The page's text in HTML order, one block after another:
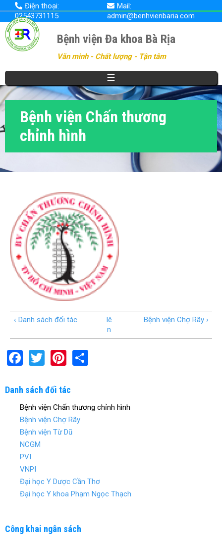
Nhảy
đến
nội
dung
Điện thoại:
02543731115
Mail:
admin@benhvienbaria.com
Bệnh viện Đa khoa Bà Rịa
Văn minh - Chất lượng - Tận tâm
☰
Bệnh viện Chấn thương
chỉnh hình
‹ Danh sách đối tác
lê
n
Bệnh viện Chợ Rãy ›
F
ce
b
o
o
k
T
tt
er
Pi
er
es
t
e
Danh sách đối tác
Bệnh viện Chấn thương chỉnh hình
Bệnh viện Chợ Rãy
Bệnh viện Từ Dũ
NCGM
PVI
VNPI
Đại học Y Dược Cần Thơ
Đại học Y khoa Phạm Ngọc Thạch
Công khai ngân sách